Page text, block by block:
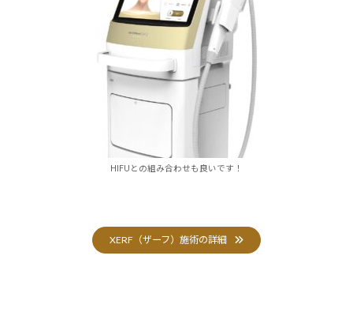
HIFUとの組み合わせも良いです！
XERF（ザーフ）施術の詳細